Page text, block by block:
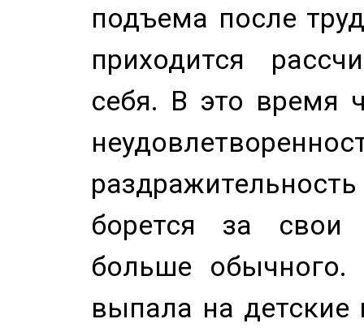
подъема после
приходится
себя. В это время
борется за свои
больше
выпала на детские